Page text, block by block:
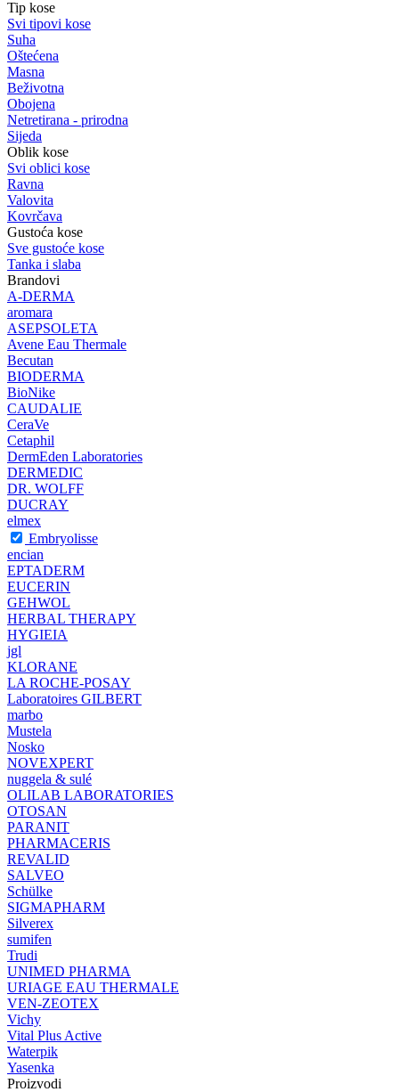
Tip kose
Svi tipovi kose
Suha
Oštećena
Masna
Beživotna
Obojena
Netretirana - prirodna
Sijeda
Oblik kose
Svi oblici kose
Ravna
Valovita
Kovrčava
Gustoća kose
Sve gustoće kose
Tanka i slaba
Brandovi
A-DERMA
aromara
ASEPSOLETA
Avene Eau Thermale
Becutan
BIODERMA
BioNike
CAUDALIE
CeraVe
Cetaphil
DermEden Laboratories
DERMEDIC
DR. WOLFF
DUCRAY
elmex
Embryolisse
encian
EPTADERM
EUCERIN
GEHWOL
HERBAL THERAPY
HYGIEIA
jgl
KLORANE
LA ROCHE-POSAY
Laboratoires GILBERT
marbo
Mustela
Nosko
NOVEXPERT
nuggela & sulé
OLILAB LABORATORIES
OTOSAN
PARANIT
PHARMACERIS
REVALID
SALVEO
Schülke
SIGMAPHARM
Silverex
sumifen
Trudi
UNIMED PHARMA
URIAGE EAU THERMALE
VEN-ZEOTEX
Vichy
Vital Plus Active
Waterpik
Yasenka
Proizvodi